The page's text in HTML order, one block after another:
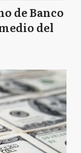
de Banco
del